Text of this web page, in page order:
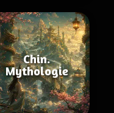
Chin.
Mythologie